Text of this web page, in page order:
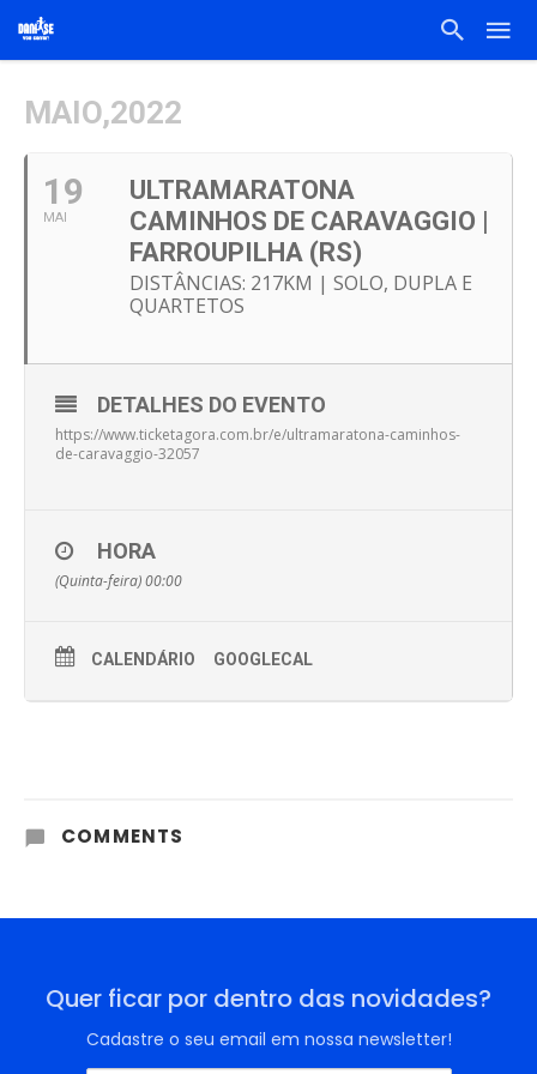
MAIO,2022
19
MAI
ULTRAMARATONA
CAMINHOS DE CARAVAGGIO |
FARROUPILHA (RS)
DISTÂNCIAS: 217KM | SOLO, DUPLA E
QUARTETOS
DETALHES DO EVENTO
https://www.ticketagora.com.br/e/ultramaratona-caminhos-
de-caravaggio-32057
HORA
(Quinta-feira) 00:00
CALENDÁRIO GOOGLECAL
COMMENTS
Quer ficar por dentro das novidades?
Cadastre o seu email em nossa newsletter!